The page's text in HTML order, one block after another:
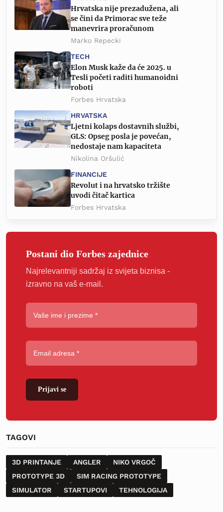
Hrvatska nije prezadužena, ali
se čini da Primorac sve teže
manevrira proračunom
Marko Repecki
TECH
Elon Musk kaže da će 2025. u
Tesli početi raditi humanoidni
roboti
Forbes Hrvatska
HRVATSKA
Ljetni kolaps dostavnih službi,
GLS: Opseg posla je povećan,
nedostaje nam kapaciteta
Nikolina Oršulić
FINANCIJE
Revolut i na hrvatsko tržište
uvodi čitač kartica
Forbes Hrvatska
Postani dio Forbes zajednice
Najrelevantniji sadržaj iz svijeta biznisa -
izravno na vaš e-mail.
Prijavi se
TAGOVI
3D PRINTANJE ANGLER
NIKO VRGOČ
PROTOTYPE 3D
SIM RACING PROTOTYPE
SIMULATOR
STARTUPOVI TEHNOLOGIJA